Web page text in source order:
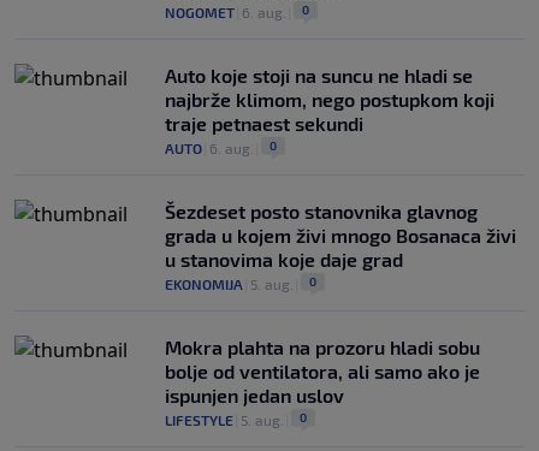
NOGOMET 6. aug. 0
Auto koje stoji na suncu ne hladi se
najbrže klimom, nego postupkom koji
traje petnaest sekundi
AUTO 6. aug. 0
Šezdeset posto stanovnika glavnog
grada u kojem živi mnogo Bosanaca živi
u stanovima koje daje grad
EKONOMIJA 5. aug. 0
Mokra plahta na prozoru hladi sobu
bolje od ventilatora, ali samo ako je
ispunjen jedan uslov
LIFESTYLE 5. aug. 0